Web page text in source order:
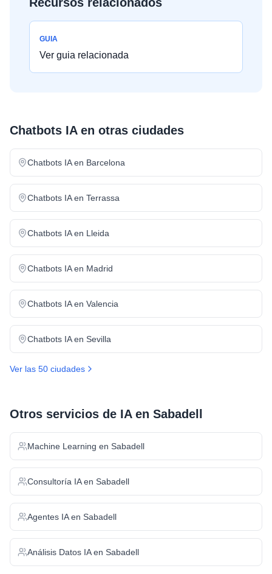
GUIA
Ver guia relacionada
Chatbots IAen otras ciudades
Chatbots IAen Barcelona
Chatbots IAen Terrassa
Chatbots IAen Lleida
Chatbots IAen Madrid
Chatbots IAen Valencia
Chatbots IAen Sevilla
Ver las 50 ciudades
Otros servicios de IA en Sabadell
Machine Learning en Sabadell
Consultoría IAen Sabadell
Agentes IAen Sabadell
Análisis Datos IAen Sabadell